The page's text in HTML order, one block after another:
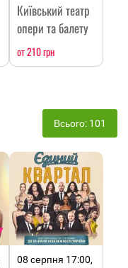
Київський театр
опери та балету
от 210 грн
Всього: 101
08 серпня 17:00,